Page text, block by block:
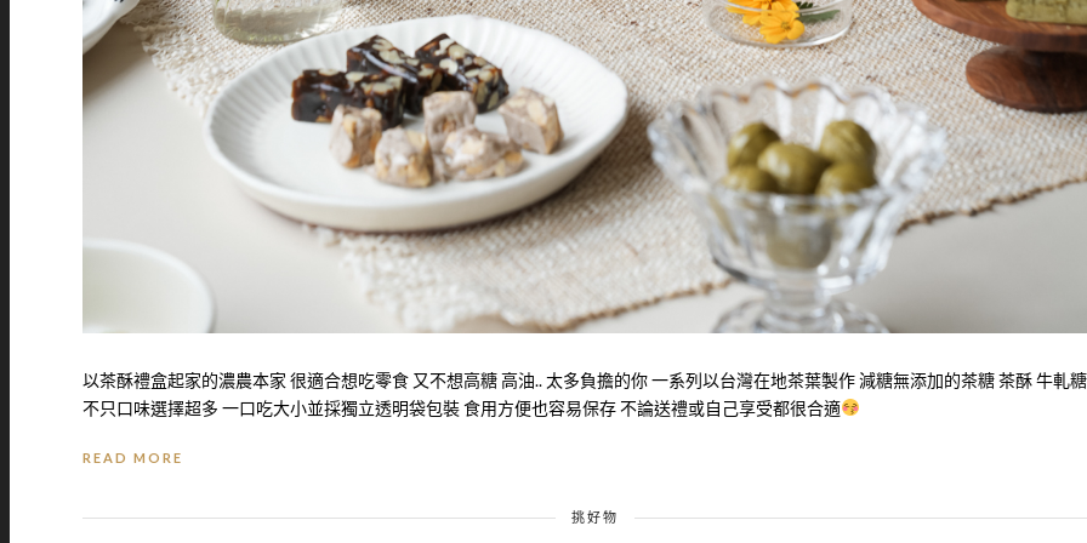
以茶酥禮盒起家的濃農本家 很適合想吃零食 又不想高糖 高油.. 太多負擔的你 一系列以台灣在地茶葉製作 減糖無添加的茶糖 茶酥 牛軋
不只口味選擇超多 一口吃大小並採獨立透明袋包裝 食用方便也容易保存 不論送禮或自己享受都很合適
READ MORE
挑好物